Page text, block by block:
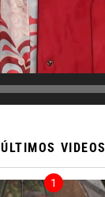
ÚLTIMOS VIDEOS